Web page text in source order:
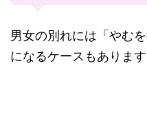
男女の別れには「やむ
になるケースもあります